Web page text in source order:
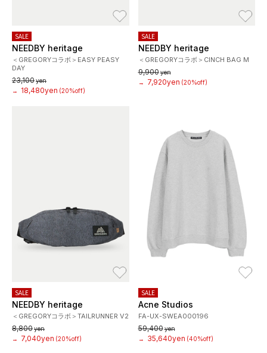
SALE
NEEDBY heritage
＜GREGORYコラボ＞EASY PEASY
DAY
23,100yen
→
18,480yen (20%off)
SALE
NEEDBY heritage
＜GREGORYコラボ＞CINCH BAG M
9,900yen
→
7,920yen (20%off)
SALE
NEEDBY heritage
＜GREGORYコラボ＞TAILRUNNER V2
8,800yen
→
7,040yen (20%off)
SALE
Acne Studios
FA-UX-SWEA000196
59,400yen
→
35,640yen (40%off)